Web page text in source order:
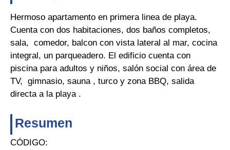
Hermoso apartamento en primera linea de playa.
Cuenta con dos habitaciones, dos baños completos,
sala, comedor, balcon con vista lateral al mar, cocina
integral, un parqueadero. El edificio cuenta con
piscina para adultos y niños, salón social con área de
TV, gimnasio, sauna , turco y zona BBQ, salida
directa a la playa .
Resumen
CÓDIGO: